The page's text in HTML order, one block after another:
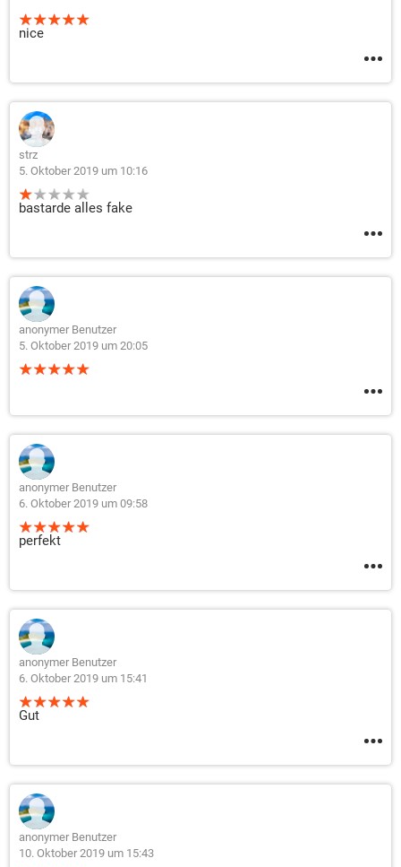
nice
strz
5. Oktober 2019 um 10:16
bastarde alles fake
anonymer Benutzer
5. Oktober 2019 um 20:05
anonymer Benutzer
6. Oktober 2019 um 09:58
perfekt
anonymer Benutzer
6. Oktober 2019 um 15:41
Gut
anonymer Benutzer
10. Oktober 2019 um 15:43